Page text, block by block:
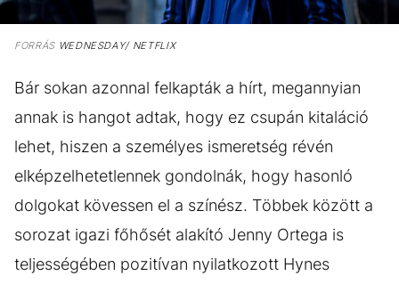
FORRÁSWEDNESDAY/ NETFLIX
Bár sokan azonnal felkapták a hírt, megannyian
annak is hangot adtak, hogy ez csupán kitaláció
lehet, hiszen a személyes ismeretség révén
elképzelhetetlennek gondolnák, hogy hasonló
dolgokat kövessen el a színész. Többek között a
sorozat igazi főhősét alakító Jenny Ortega is
teljességében pozitívan nyilatkozott Hynes